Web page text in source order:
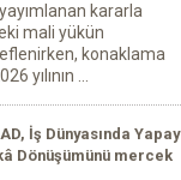
kararla
mali yükün
konaklama
yılının ...
İş Dünyasında Yapay
Dönüşümünü mercek